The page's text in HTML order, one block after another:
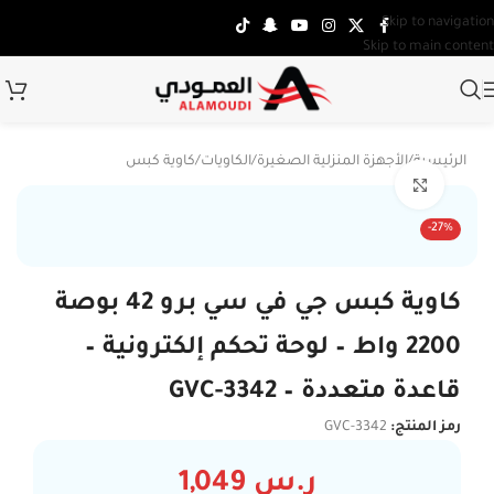
Skip to navigation
Skip to main content
الرئيسية/الأجهزة المنزلية الصغيرة/الكاويات/كاوية كبس
-27%
كاوية كبس جي في سي برو 42 بوصة
2200 واط – لوحة تحكم إلكترونية –
قاعدة متعددة – GVC-3342
رمز المنتج: GVC-3342
ر.س